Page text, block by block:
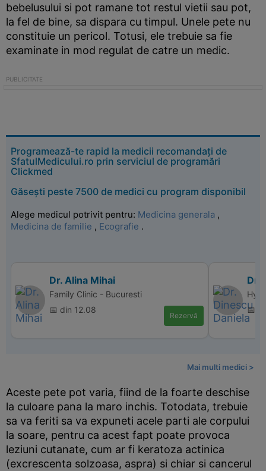
bebelusului si pot ramane tot restul vietii sau pot,
la fel de bine, sa dispara cu timpul. Unele pete nu
constituie un pericol. Totusi, ele trebuie sa fie
examinate in mod regulat de catre un medic.
Programează-te rapid la medicii recomandați de
SfatulMedicului.ro prin serviciul de programări
Clickmed
Găsești peste 7500 de medici cu program disponibil
Alege medicul potrivit pentru: Medicina generala ,
Medicina de familie , Ecografie .
Dr. Alina Mihai
Family Clinic - Bucuresti
📅 din 12.08
Rezervă
Dr.
📅
Mai multi medici >
Aceste pete pot varia, fiind de la foarte deschise
la culoare pana la maro inchis. Totodata, trebuie
sa va feriti sa va expuneti acele parti ale corpului
la soare, pentru ca acest fapt poate provoca
leziuni cutanate, cum ar fi keratoza actinica
(excrescenta solzoasa, aspra) si chiar si cancerul